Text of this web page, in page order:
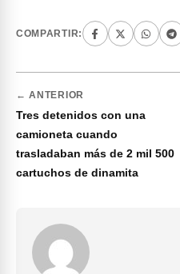
COMPARTIR:
← ANTERIOR
Tres detenidos con una
camioneta cuando
trasladaban más de 2 mil 500
cartuchos de dinamita